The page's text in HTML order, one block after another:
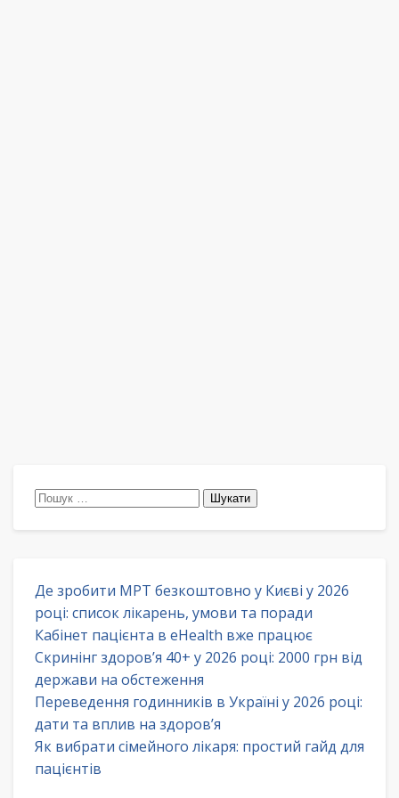
Пошук:
Де зробити МРТ безкоштовно у Києві у 2026
році: список лікарень, умови та поради
Кабінет пацієнта в eHealth вже працює
Скринінг здоров’я 40+ у 2026 році: 2000 грн від
держави на обстеження
Переведення годинників в Україні у 2026 році:
дати та вплив на здоров’я
Як вибрати сімейного лікаря: простий гайд для
пацієнтів